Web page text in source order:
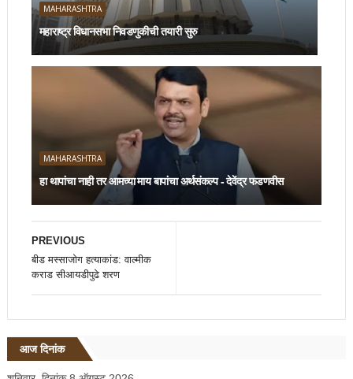
MAHARASHTRA
महाराष्ट्र विधानसभा निवडणुकीची तयारी सुरु
MAHARASHTRA
हा थापांचा नाही तर आमच्या माय बापांचा अर्थसंकल्प - देवेंद्र फडणवीस
PREVIOUS
बीड मस्साजोग हत्याकांड: वाल्मीक
कराड सीआयडीपुढे शरण
आज दिनांक